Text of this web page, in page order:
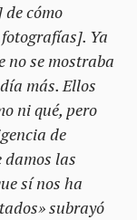
cómo
Ya
no se mostraba
más. Ellos
ni qué, pero
de
las
sí nos ha
subrayó